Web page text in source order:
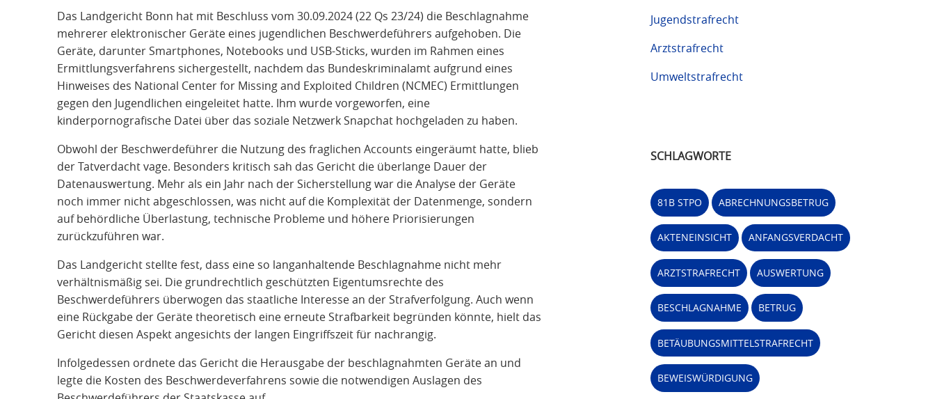
Das Landgericht Bonn hat mit Beschluss vom 30.09.2024 (22 Qs 23/24) die Beschlagnahme
mehrerer elektronischer Geräte eines jugendlichen Beschwerdeführers aufgehoben. Die
Geräte, darunter Smartphones, Notebooks und USB-Sticks, wurden im Rahmen eines
Ermittlungsverfahrens sichergestellt, nachdem das Bundeskriminalamt aufgrund eines
Hinweises des National Center for Missing and Exploited Children (NCMEC) Ermittlungen
gegen den Jugendlichen eingeleitet hatte. Ihm wurde vorgeworfen, eine
kinderpornografische Datei über das soziale Netzwerk Snapchat hochgeladen zu haben.
Obwohl der Beschwerdeführer die Nutzung des fraglichen Accounts eingeräumt hatte, blieb
der Tatverdacht vage. Besonders kritisch sah das Gericht die überlange Dauer der
Datenauswertung. Mehr als ein Jahr nach der Sicherstellung war die Analyse der Geräte
noch immer nicht abgeschlossen, was nicht auf die Komplexität der Datenmenge, sondern
auf behördliche Überlastung, technische Probleme und höhere Priorisierungen
zurückzuführen war.
Das Landgericht stellte fest, dass eine so langanhaltende Beschlagnahme nicht mehr
verhältnismäßig sei. Die grundrechtlich geschützten Eigentumsrechte des
Beschwerdeführers überwogen das staatliche Interesse an der Strafverfolgung. Auch wenn
eine Rückgabe der Geräte theoretisch eine erneute Strafbarkeit begründen könnte, hielt das
Gericht diesen Aspekt angesichts der langen Eingriffszeit für nachrangig.
Infolgedessen ordnete das Gericht die Herausgabe der beschlagnahmten Geräte an und
legte die Kosten des Beschwerdeverfahrens sowie die notwendigen Auslagen des
Jugendstrafrecht
Arztstrafrecht
Umweltstrafrecht
SCHLAGWORTE
81B STPO ABRECHNUNGSBETRUG
AKTENEINSICHT ANFANGSVERDACHT
ARZTSTRAFRECHT AUSWERTUNG
BESCHLAGNAHME BETRUG
BETÄUBUNGSMITTELSTRAFRECHT
BEWEISWÜRDIGUNG